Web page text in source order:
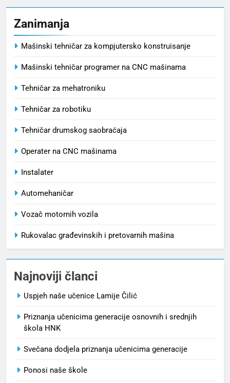
Zanimanja
Mašinski tehničar za kompjutersko konstruisanje
Mašinski tehničar programer na CNC mašinama
Tehničar za mehatroniku
Tehničar za robotiku
Tehničar drumskog saobraćaja
Operater na CNC mašinama
Instalater
Automehaničar
Vozač motornih vozila
Rukovalac građevinskih i pretovarnih mašina
Najnoviji članci
Uspjeh naše učenice Lamije Čilić
Priznanja učenicima generacije osnovnih i srednjih
škola HNK
Svečana dodjela priznanja učenicima generacije
Ponosi naše škole